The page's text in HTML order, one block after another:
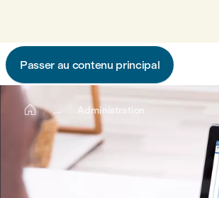
Passer au contenu principal
 ... Administration